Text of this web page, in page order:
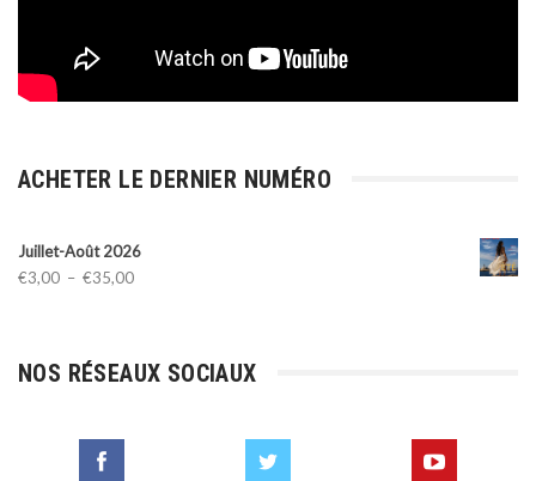
ACHETER LE DERNIER NUMÉRO
Juillet-Août 2026
€3,00 – €35,00Plage
à
NOS RÉSEAUX SOCIAUX